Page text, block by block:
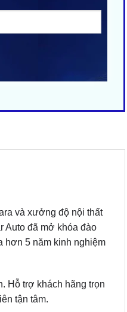
và xưởng độ nội thất
Auto đã mở khóa đào
hơn 5 năm kinh nghiệm
Hỗ trợ khách hãng trọn
tận tâm.